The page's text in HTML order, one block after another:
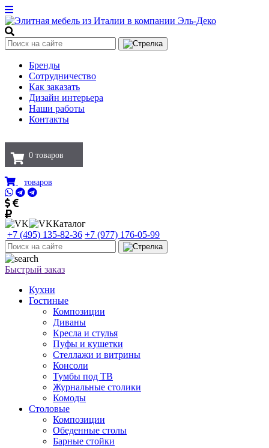
Бренды
Сотрудничество
Как заказать
Дизайн интерьера
Наши работы
Контакты
0 товаров
товаров
Каталог
+7 (495) 135-82-36 +7 (977) 176-05-99
Быстрый заказ
Кухни
Гостиные
Композиции
Диваны
Кресла и стулья
Пуфы и кушетки
Стеллажи и витрины
Консоли
Тумбы под ТВ
Журнальные столики
Комоды
Столовые
Композиции
Обеденные столы
Барные стойки